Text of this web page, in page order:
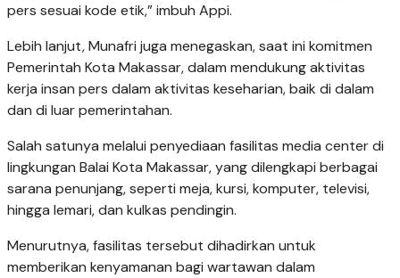
pers sesuai kode etik,” imbuh Appi.
Lebih lanjut, Munafri juga menegaskan, saat ini komitmen
Pemerintah Kota Makassar, dalam mendukung aktivitas
kerja insan pers dalam aktivitas keseharian, baik di dalam
dan di luar pemerintahan.
Salah satunya melalui penyediaan fasilitas media center di
lingkungan Balai Kota Makassar, yang dilengkapi berbagai
sarana penunjang, seperti meja, kursi, komputer, televisi,
hingga lemari, dan kulkas pendingin.
Menurutnya, fasilitas tersebut dihadirkan untuk
memberikan kenyamanan bagi wartawan dalam